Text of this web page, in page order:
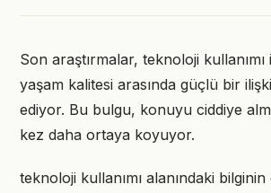
Son araştırmalar, teknoloji
yaşam kalitesi arasında güçlü bir
ediyor. Bu bulgu, konuyu ciddiye
kez daha ortaya koyuyor.
teknoloji kullanımı alanındaki bilginin